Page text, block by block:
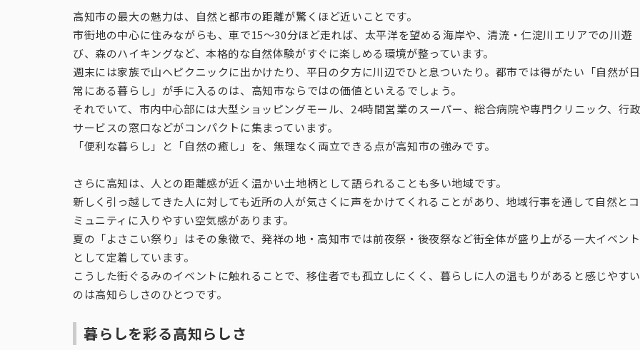
高知市の最大の魅力は、自然と都市の距離が驚くほど近いことです。
市街地の中心に住みながらも、車で15〜30分ほど走れば、太平洋を望める海岸や、清流・仁淀川エリアでの川遊
び、森のハイキングなど、本格的な自然体験がすぐに楽しめる環境が整っています。
週末には家族で山へピクニックに出かけたり、平日の夕方に川辺でひと息ついたり。都市では得がたい「自然が日
常にある暮らし」が手に入るのは、高知市ならではの価値といえるでしょう。
それでいて、市内中心部には大型ショッピングモール、24時間営業のスーパー、総合病院や専門クリニック、行
サービスの窓口などがコンパクトに集まっています。
「便利な暮らし」と「自然の癒し」を、無理なく両立できる点が高知市の強みです。
さらに高知は、人との距離感が近く温かい土地柄として語られることも多い地域です。
新しく引っ越してきた人に対しても近所の人が気さくに声をかけてくれることがあり、地域行事を通して自然とコ
ミュニティに入りやすい空気感があります。
夏の「よさこい祭り」はその象徴で、発祥の地・高知市では前夜祭・後夜祭など街全体が盛り上がる一大イベント
として定着しています。
こうした街ぐるみのイベントに触れることで、移住者でも孤立しにくく、暮らしに人の温もりがあると感じやすい
のは高知らしさのひとつです。
暮らしを彩る高知らしさ